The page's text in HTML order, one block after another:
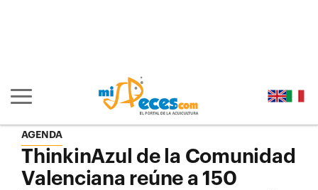
Mostrar/ocultar navegación principal
AGENDA
ThinkinAzul de la Comunidad
Valenciana reúne a 150